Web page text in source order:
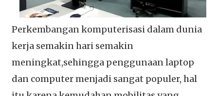
Perkembangan komputerisasi dalam dunia
kerja semakin hari semakin
meningkat,sehingga penggunaan laptop
dan computer menjadi sangat populer, hal